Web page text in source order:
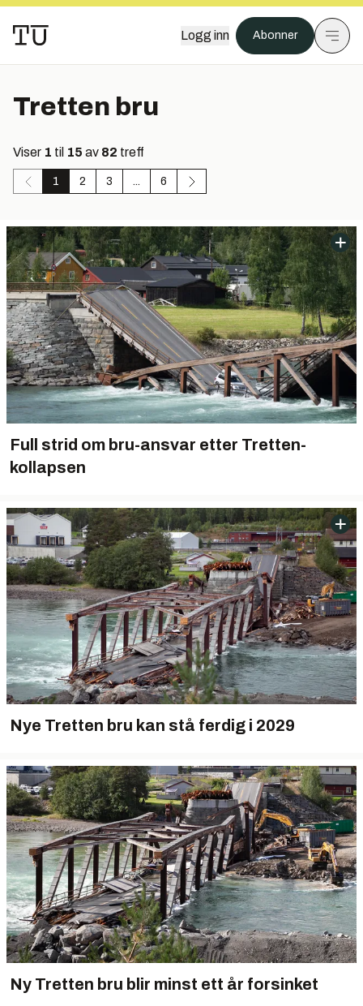
Logg inn Abonner
Tretten bru
Viser 1 til 15 av 82 treff
1 2 3 ... 6
Full strid om bru-ansvar etter Tretten-
kollapsen
Nye Tretten bru kan stå ferdig i 2029
Ny Tretten bru blir minst ett år forsinket